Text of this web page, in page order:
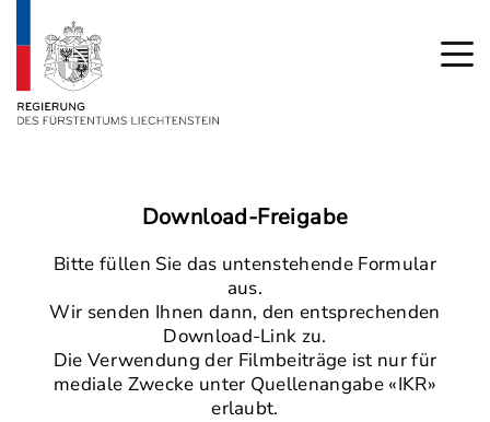
Download-Freigabe
Bitte füllen Sie das untenstehende Formular
aus.
Wir senden Ihnen dann, den entsprechenden
Download-Link zu.
Die Verwendung der Filmbeiträge ist nur für
mediale Zwecke unter Quellenangabe «IKR»
erlaubt.